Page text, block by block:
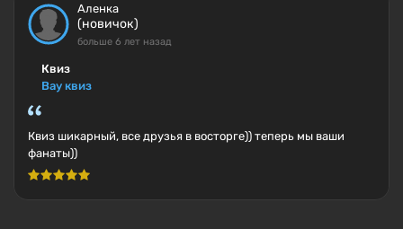
Аленка
(новичок)
больше 6 лет назад
Квиз
Вау квиз
Квиз шикарный, все друзья в восторге)) теперь мы ваши
фанаты))